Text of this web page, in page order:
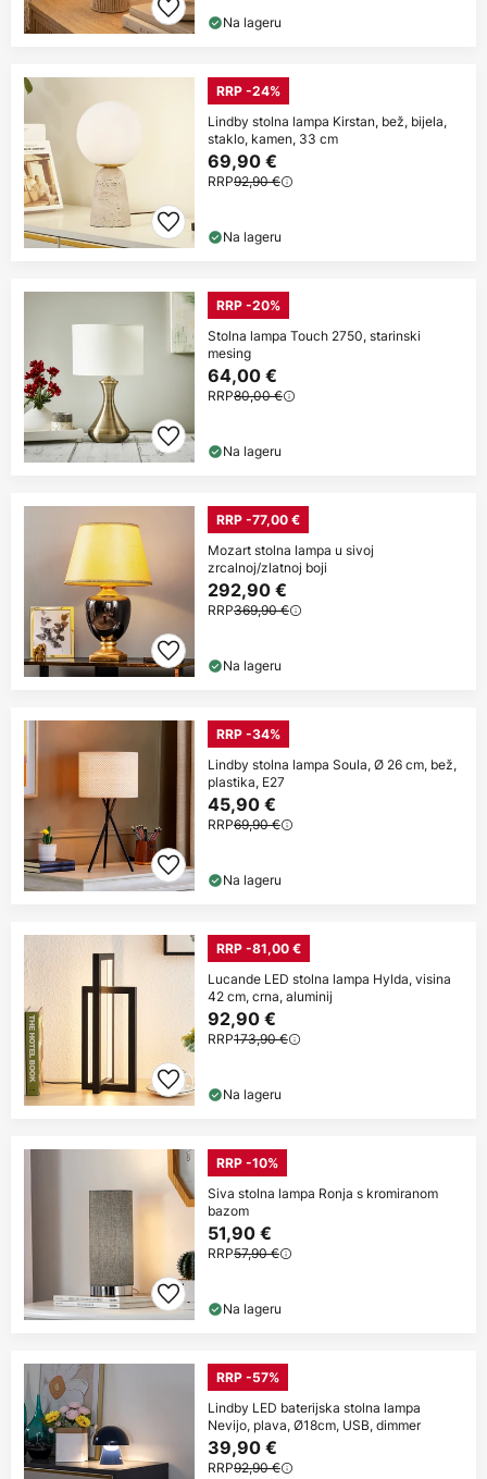
Na lageru
RRP -24%
Lindby stolna lampa Kirstan, bež, bijela,
staklo, kamen, 33 cm
69,90 €
RRP92,90 €
Na lageru
RRP -20%
Stolna lampa Touch 2750, starinski
mesing
64,00 €
RRP80,00 €
Na lageru
RRP -77,00 €
Mozart stolna lampa u sivoj
zrcalnoj/zlatnoj boji
292,90 €
RRP369,90 €
Na lageru
RRP -34%
Lindby stolna lampa Soula, Ø 26 cm, bež,
plastika, E27
45,90 €
RRP69,90 €
Na lageru
RRP -81,00 €
Lucande LED stolna lampa Hylda, visina
42 cm, crna, aluminij
92,90 €
RRP173,90 €
Na lageru
RRP -10%
Siva stolna lampa Ronja s kromiranom
bazom
51,90 €
RRP57,90 €
Na lageru
RRP -57%
Lindby LED baterijska stolna lampa
Nevijo, plava, Ø18cm, USB, dimmer
39,90 €
RRP92,90 €